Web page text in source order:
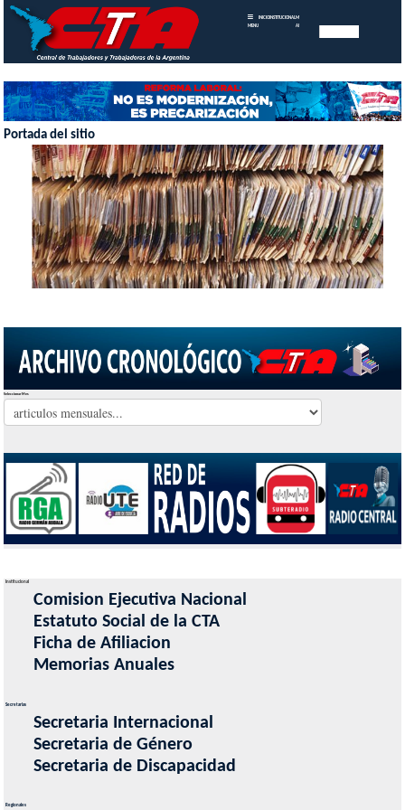
MENU
INICIOINSTITUCIONAL MEMORIAS
ANUALES
Portada del sitio
Seleccionar Mes
Institucional
Comision Ejecutiva Nacional
Estatuto Social de la CTA
Ficha de Afiliacion
Memorias Anuales
Secretarias
Secretaria Internacional
Secretaria de Género
Secretaria de Discapacidad
Regionales